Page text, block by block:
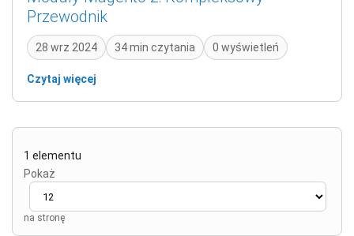
Przewodnik
28 wrz 2024 34 min czytania 0 wyświetleń
Czytaj więcej
1 elementu
Pokaż
na stronę